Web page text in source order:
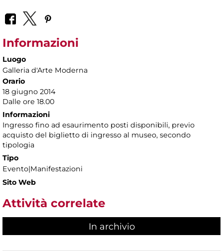
Informazioni
Luogo
Galleria d'Arte Moderna
Orario
18 giugno 2014
Dalle ore 18.00
Informazioni
Ingresso fino ad esaurimento posti disponibili, previo
acquisto del biglietto di ingresso al museo, secondo
tipologia
Tipo
Evento|Manifestazioni
Sito Web
Attività correlate
In archivio